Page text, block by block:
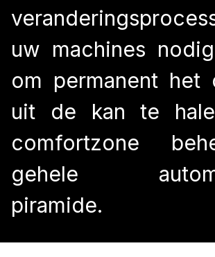
uw machines
om permanent het
uit de kan te
comfortzone
gehele
piramide.